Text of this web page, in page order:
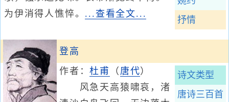
抒情
为伊消得人憔悴。 ...查看全文...
登高
诗文类型
唐诗三百首
作者：杜甫 （ 唐代）
风急天高猿啸哀，渚